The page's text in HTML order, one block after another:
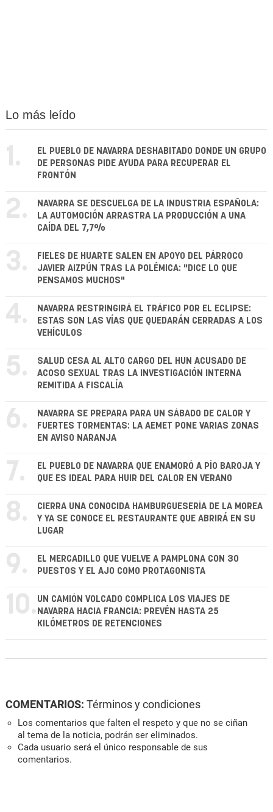
Lo más leído
1.
EL PUEBLO DE NAVARRA DESHABITADO DONDE UN GRUPO
DE PERSONAS PIDE AYUDA PARA RECUPERAR EL
FRONTÓN
2.
NAVARRA SE DESCUELGA DE LA INDUSTRIA ESPAÑOLA:
LA AUTOMOCIÓN ARRASTRA LA PRODUCCIÓN A UNA
CAÍDA DEL 7,7%
3.
FIELES DE HUARTE SALEN EN APOYO DEL PÁRROCO
JAVIER AIZPÚN TRAS LA POLÉMICA: "DICE LO QUE
PENSAMOS MUCHOS"
4.
NAVARRA RESTRINGIRÁ EL TRÁFICO POR EL ECLIPSE:
ESTAS SON LAS VÍAS QUE QUEDARÁN CERRADAS A LOS
VEHÍCULOS
5.
SALUD CESA AL ALTO CARGO DEL HUN ACUSADO DE
ACOSO SEXUAL TRAS LA INVESTIGACIÓN INTERNA
REMITIDA A FISCALÍA
6.
NAVARRA SE PREPARA PARA UN SÁBADO DE CALOR Y
FUERTES TORMENTAS: LA AEMET PONE VARIAS ZONAS
EN AVISO NARANJA
7.
EL PUEBLO DE NAVARRA QUE ENAMORÓ A PÍO BAROJA Y
QUE ES IDEAL PARA HUIR DEL CALOR EN VERANO
8.
CIERRA UNA CONOCIDA HAMBURGUESERÍA DE LA MOREA
Y YA SE CONOCE EL RESTAURANTE QUE ABRIRÁ EN SU
LUGAR
9.
EL MERCADILLO QUE VUELVE A PAMPLONA CON 30
PUESTOS Y EL AJO COMO PROTAGONISTA
10. UN CAMIÓN VOLCADO COMPLICA LOS VIAJES DE
NAVARRA HACIA FRANCIA: PREVÉN HASTA 25
KILÓMETROS DE RETENCIONES
COMENTARIOS: Términos y condiciones
Los comentarios que falten el respeto y que no se ciñan
al tema de la noticia, podrán ser eliminados.
Cada usuario será el único responsable de sus
comentarios.